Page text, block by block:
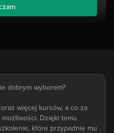
dobrym wyborem?
więcej kursów, a co za
Dzięki temu
które przypadnie mu